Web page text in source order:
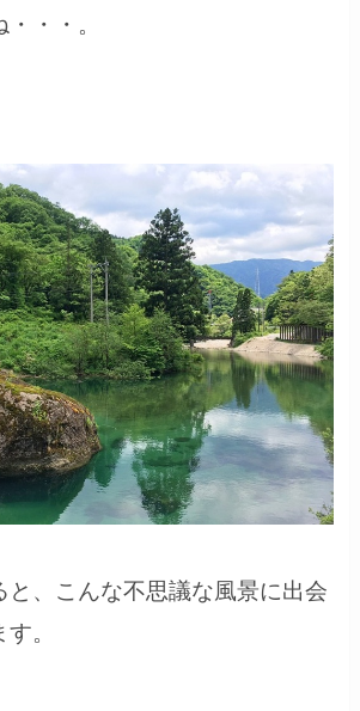
・・。
と、こんな不思議な風景に出会
。